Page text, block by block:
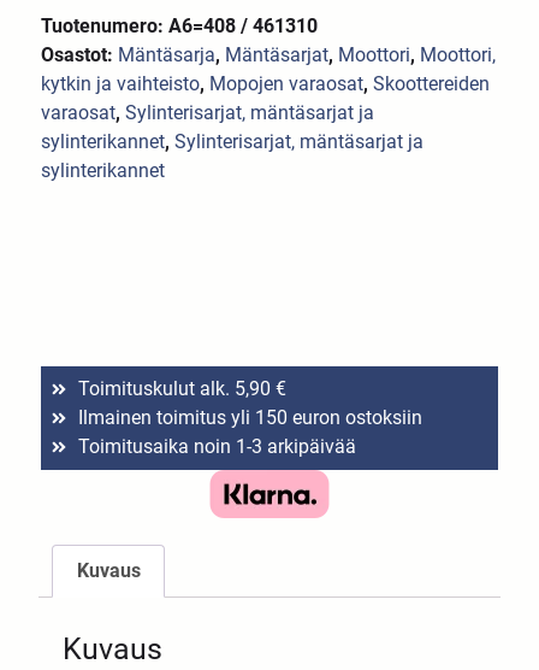
Tuotenumero: A6=408 / 461310
Osastot: Mäntäsarja, Mäntäsarjat, Moottori, Moottori,
kytkin ja vaihteisto, Mopojen varaosat,Skoottereiden
varaosat,Sylinterisarjat, mäntäsarjat ja
sylinterikannet,Sylinterisarjat, mäntäsarjat ja
sylinterikannet
Toimituskulut alk. 5,90 €
Ilmainen toimitus yli 150 euron ostoksiin
Toimitusaika noin 1-3 arkipäivää
Kuvaus
Kuvaus